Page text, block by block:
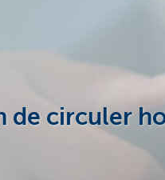
de circuler